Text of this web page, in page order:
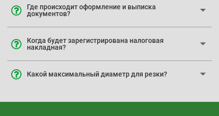
Где происходит оформление и выписка
документов?
Когда будет зарегистрирована налоговая
накладная?
Какой максимальный диаметр для резки?